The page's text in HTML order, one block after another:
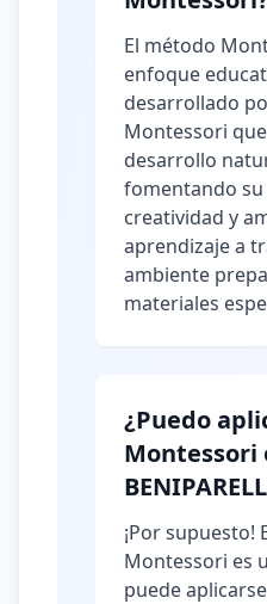
El método
enfoque
desarrollado
Montessori
desarrollo
fomentando
creatividad y
aprendizaje a
ambiente
materiales
¿Puedo
Montessori
¡Por supuesto!
Montessori es
puede